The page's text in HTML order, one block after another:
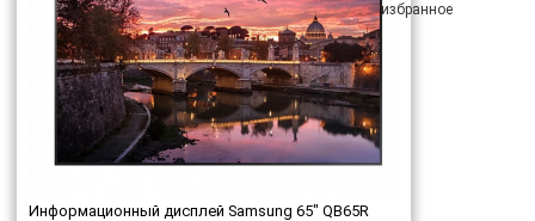
Информационный дисплей Samsung 65" QB65R